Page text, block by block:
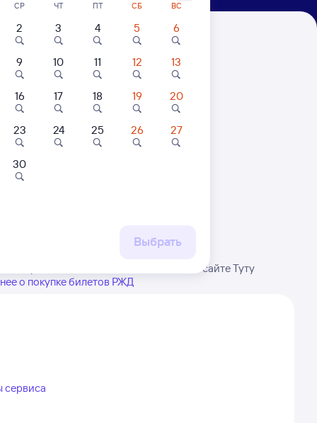
расписание может измениться. На сайте Туту
о покупке билетов РЖД
сервиса
СР ЧТ ПТ СБ ВС
2 3 4 5 6
9 10 11 12 13
16 17 18 19 20
23 24 25 26 27
30
Выбрать